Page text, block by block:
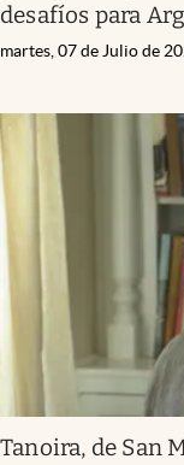
desafíos para
martes, 07 de Julio de
Tanoira, de San